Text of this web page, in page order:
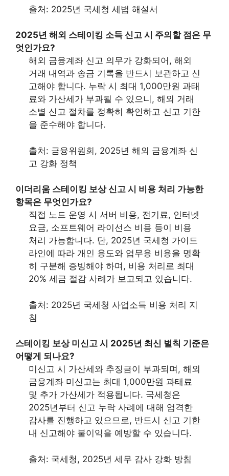
출처: 2025년 국세청 세법 해설서
2025년 해외 스테이킹 소득 신고 시 주의할 점은 무
엇인가요?
해외 금융계좌 신고 의무가 강화되어, 해외
거래 내역과 송금 기록을 반드시 보관하고 신
고해야 합니다. 누락 시 최대 1,000만원 과태
료와 가산세가 부과될 수 있으니, 해외 거래
소별 신고 절차를 정확히 확인하고 신고 기한
을 준수해야 합니다.
출처: 금융위원회, 2025년 해외 금융계좌 신
고 강화 정책
이더리움 스테이킹 보상 신고 시 비용 처리 가능한
항목은 무엇인가요?
직접 노드 운영 시 서버 비용, 전기료, 인터넷
요금, 소프트웨어 라이선스 비용 등이 비용
처리 가능합니다. 단, 2025년 국세청 가이드
라인에 따라 개인 용도와 업무용 비용을 명확
히 구분해 증빙해야 하며, 비용 처리로 최대
20% 세금 절감 사례가 보고되고 있습니다.
출처: 2025년 국세청 사업소득 비용 처리 지
침
스테이킹 보상 미신고 시 2025년 최신 벌칙 기준은
어떻게 되나요?
미신고 시 가산세와 추징금이 부과되며, 해외
금융계좌 미신고는 최대 1,000만원 과태료
및 추가 가산세가 적용됩니다. 국세청은
2025년부터 신고 누락 사례에 대해 엄격한
감사를 진행하고 있으므로, 반드시 신고 기한
내 신고해야 불이익을 예방할 수 있습니다.
출처: 국세청, 2025년 세무 감사 강화 방침